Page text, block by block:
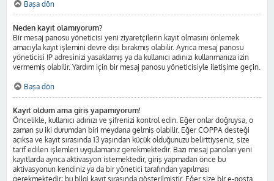
Başa dön
Neden kayıt olamıyorum?
Bir mesaj panosu yöneticisi yeni ziyaretçilerin kayıt olmasını önlemek
amacıyla kayıt işlemini devre dışı bırakmış olabilir. Ayrıca mesaj panosu
yöneticisi IP adresinizi yasaklamış ya da kullanıcı adınızı kullanmanıza izin
vermemiş olabilir. Yardım için bir mesaj panosu yöneticisiyle iletişime geçin.
Başa dön
Kayıt oldum ama giriş yapamıyorum!
Öncelikle, kullanıcı adınızı ve şifrenizi kontrol edin. Eğer onlar doğruysa, o
zaman şu iki durumdan biri meydana gelmiş olabilir. Eğer COPPA desteği
açıksa ve kayıt sırasında 13 yaşından küçük olduğunuzu belirttiyseniz, size
tarif edilen işlemleri uygulamanız gerekmektedir. Bazı mesaj panoları yeni
kayıtlarda ayrıca aktivasyon istemektedir, giriş yapmadan önce bu
aktivasyonun kendiniz ya da bir yönetici tarafından yapılması
gerekmektedir; bu bilgi kayıt sırasında gösterilmiştir. Eğer size bir e-posta